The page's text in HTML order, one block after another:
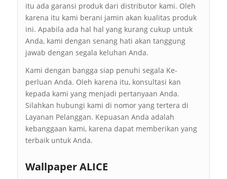
itu ada garansi produk dari distributor kami. Oleh
karena itu kami berani jamin akan kualitas produk
ini. Apabila ada hal hal yang kurang cukup untuk
Anda, kami dengan senang hati akan tanggung
jawab dengan segala keluhan Anda.
Kami dengan bangga siap penuhi segala Ke-
perluan Anda. Oleh karena itu, konsultasi kan
kepada kami yang menjadi pertanyaan Anda.
Silahkan hubungi kami di nomor yang tertera di
Layanan Pelanggan. Kepuasan Anda adalah
kebanggaan kami, karena dapat memberikan yang
terbaik untuk Anda.
Wallpaper ALICE